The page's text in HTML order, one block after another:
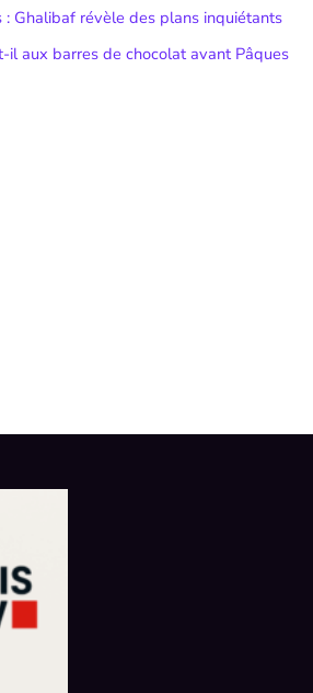
: Ghalibaf révèle des plans inquiétants
il aux barres de chocolat avant Pâques